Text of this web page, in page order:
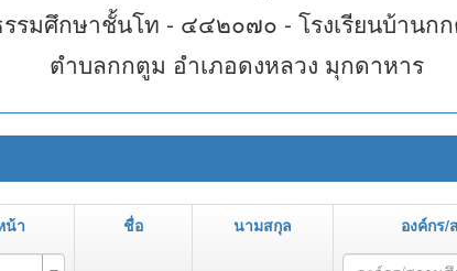
รมศึกษาชั้นโท - ๔๔๒๐๗๐ - โรงเรียนบ้านก
ตำบลกกตูม อำเภอดงหลวง มุกดาหาร
น้า ชื่อ นามสกุล องค์กร/